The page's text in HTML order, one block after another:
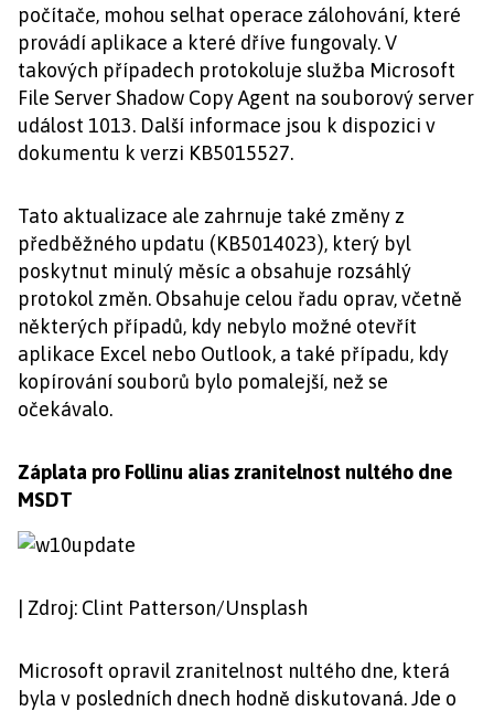
počítače, mohou selhat operace zálohování, které
provádí aplikace a které dříve fungovaly. V
takových případech protokoluje služba Microsoft
File Server Shadow Copy Agent na souborový server
událost 1013. Další informace jsou k dispozici v
dokumentu k verzi KB5015527.
Tato aktualizace ale zahrnuje také změny z
předběžného updatu (KB5014023), který byl
poskytnut minulý měsíc a obsahuje rozsáhlý
protokol změn. Obsahuje celou řadu oprav, včetně
některých případů, kdy nebylo možné otevřít
aplikace Excel nebo Outlook, a také případu, kdy
kopírování souborů bylo pomalejší, než se
očekávalo.
Záplata pro Follinu alias zranitelnost nultého dne
MSDT
| Zdroj: Clint Patterson/Unsplash
Microsoft opravil zranitelnost nultého dne, která
byla v posledních dnech hodně diskutovaná. Jde o